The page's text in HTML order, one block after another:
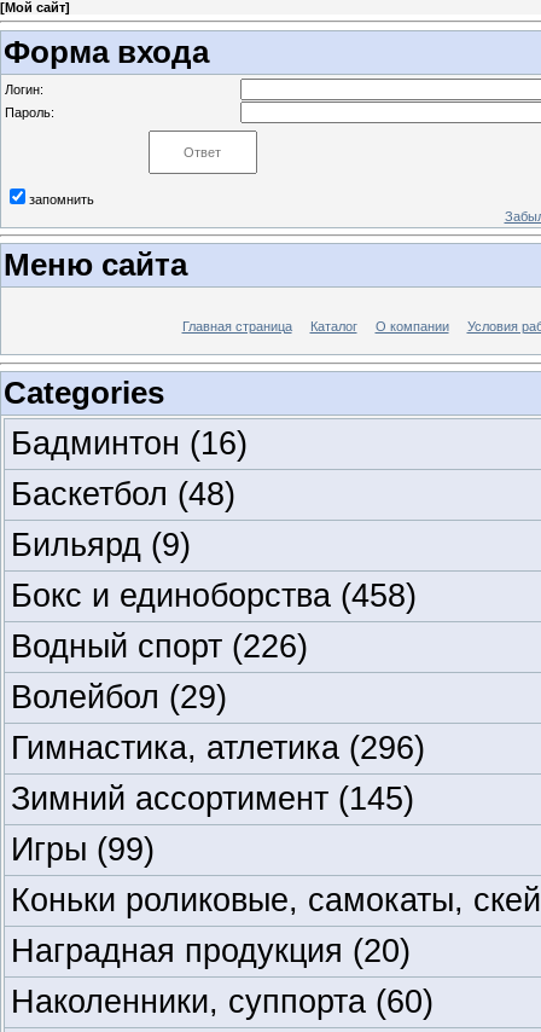
[Мой сайт]
Форма входа
Логин:
Пароль:
запомнить
Меню сайта
Главная страница Каталог О компании Условия
Categories
Бадминтон (16)
Баскетбол (48)
Бильярд (9)
Бокс и единоборства (458)
Водный спорт (226)
Волейбол (29)
Гимнастика, атлетика (296)
Зимний ассортимент (145)
Игры (99)
Коньки роликовые, самокаты,
Наградная продукция (20)
Наколенники, суппорта (60)